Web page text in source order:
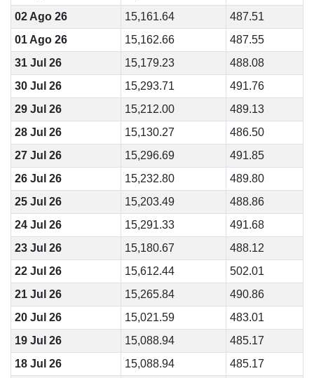
02 Ago 26
15,161.64
487.51
01 Ago 26
15,162.66
487.55
31 Jul 26
15,179.23
488.08
30 Jul 26
15,293.71
491.76
29 Jul 26
15,212.00
489.13
28 Jul 26
15,130.27
486.50
27 Jul 26
15,296.69
491.85
26 Jul 26
15,232.80
489.80
25 Jul 26
15,203.49
488.86
24 Jul 26
15,291.33
491.68
23 Jul 26
15,180.67
488.12
22 Jul 26
15,612.44
502.01
21 Jul 26
15,265.84
490.86
20 Jul 26
15,021.59
483.01
19 Jul 26
15,088.94
485.17
18 Jul 26
15,088.94
485.17